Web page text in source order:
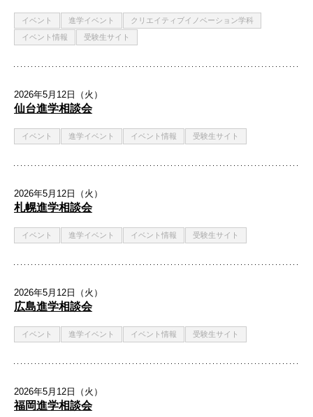
イベント 進学イベント
クリエイティブイノベーション学科
イベント情報
受験生サイト
2026年5月12日（火）
仙台進学相談会
イベント 進学イベント イベント情報 受験生サイト
2026年5月12日（火）
札幌進学相談会
イベント 進学イベント イベント情報 受験生サイト
2026年5月12日（火）
広島進学相談会
イベント 進学イベント イベント情報 受験生サイト
2026年5月12日（火）
福岡進学相談会